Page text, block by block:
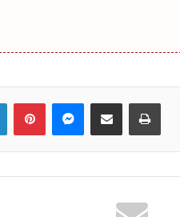
LinkedInPinterestMessenger
Share via Email Print